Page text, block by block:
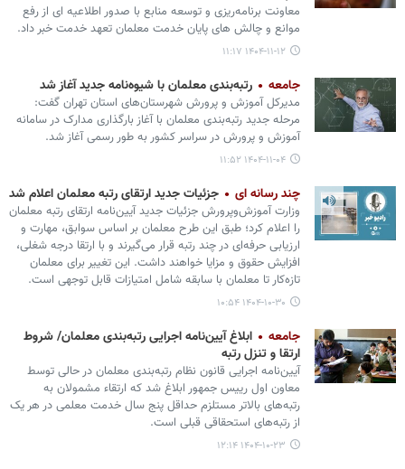
معاونت برنامه‌ریزی و توسعه منابع با صدور اطلاعیه ای از رفع
موانع و چالش های پایان خدمت معلمان تعهد خدمت خبر داد.
۱۴۰۴-۱۱-۱۲ ۱۱:۱۷
جامعه رتبه‌بندی معلمان با شیوه‌نامه جدید آغاز شد
مدیرکل آموزش و پرورش شهرستان‌های استان تهران گفت:
مرحله جدید رتبه‌بندی معلمان با آغاز بارگذاری مدارک در سامانه
آموزش و پرورش در سراسر کشور به طور رسمی آغاز شد.
۱۴۰۴-۱۱-۰۴ ۱۱:۵۲
چند رسانه ای جزئیات جدید ارتقای رتبه معلمان اعلام شد
وزارت آموزش‌وپرورش جزئیات جدید آیین‌نامه ارتقای رتبه معلمان
را اعلام کرد؛ طبق این طرح معلمان بر اساس سوابق، مهارت و
ارزیابی حرفه‌ای در چند رتبه قرار می‌گیرند و با ارتقا درجه شغلی،
افزایش حقوق و مزایا خواهند داشت. این تغییر برای معلمان
تازه‌کار تا معلمان با سابقه شامل امتیازات قابل توجهی است.
۱۴۰۴-۱۰-۳۰ ۱۰:۵۴
جامعه
ابلاغ آیین‌نامه اجرایی رتبه‌بندی معلمان/ شروط
ارتقا و تنزل رتبه‌
آیین‌نامه اجرایی قانون نظام رتبه‌بندی معلمان در حالی توسط
معاون اول رییس جمهور ابلاغ شد که ارتقاء مشمولان به
رتبه‌های بالاتر مستلزم حداقل پنج سال خدمت معلمی در هر یک
از رتبه‌های استحقاقی قبلی است.
۱۴۰۴-۱۰-۲۳ ۱۲:۱۴